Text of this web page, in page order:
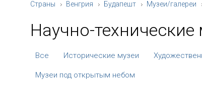
Страны Венгрия Будапешт Музеи/галереи
Научно-технические
Все Исторические музеи
Музеи под открытым небом